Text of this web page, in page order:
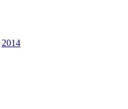
2014